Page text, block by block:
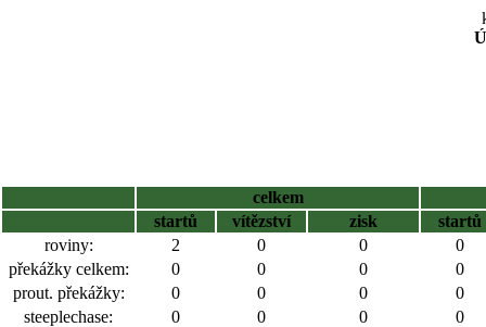
celkem
startů
vítězství zisk
startů
roviny:
2 0 0
0
překážky celkem:
0 0 0
0
prout. překážky:
0 0 0
0
steeplechase:
0 0 0
0